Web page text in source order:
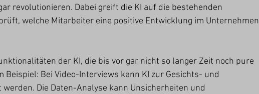
revolutionieren. Dabei greift die KI auf die bestehenden
welche Mitarbeiter eine positive Entwicklung im Unternehmen
der KI, die bis vor gar nicht so langer Zeit noch pure
Beispiel: Bei Video-Interviews kann KI zur Gesichts- und
Die Daten-Analyse kann Unsicherheiten und